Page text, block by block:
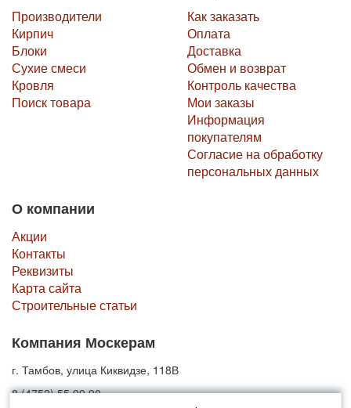
Производители
Кирпич
Блоки
Сухие смеси
Кровля
Поиск товара
Как заказать
Оплата
Доставка
Обмен и возврат
Контроль качества
Мои заказы
Информация
покупателям
Согласие на обработку
персональных данных
О компании
Акции
Контакты
Реквизиты
Карта сайта
Строительные статьи
Компания Москерам
г. Тамбов, улица Киквидзе, 118В
8 (4752) 55 99 90